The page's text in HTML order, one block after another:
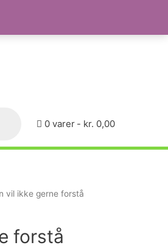
0 varer kr. 0,00
vil ikke gerne forstå
forstå